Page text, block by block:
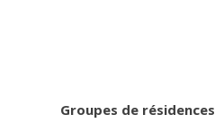
Groupes de résidences